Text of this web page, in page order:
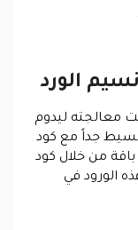
الورد
معالجته ليدوم
جداً مع كود
من خلال كود
الورود في